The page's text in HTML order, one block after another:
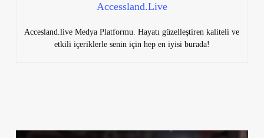
Accessland.Live
Accesland.live Medya Platformu. Hayatı güzelleştiren kaliteli ve
etkili içeriklerle senin için hep en iyisi burada!